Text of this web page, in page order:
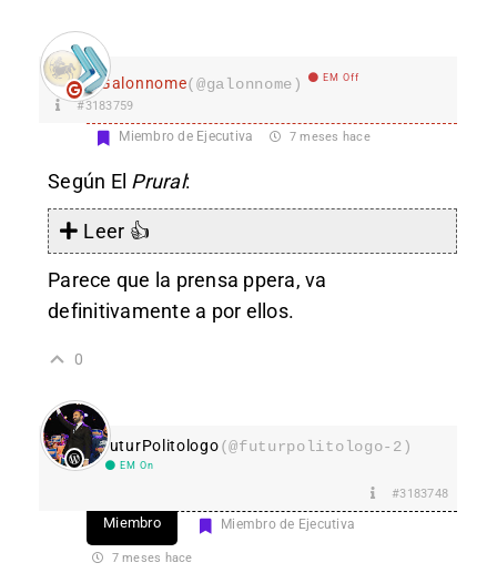
Galonnome(@galonnome) EM Off
#3183759
Miembro de Ejecutiva 7 meses hace
Según El Prural:
Leer 👍
Parece que la prensa ppera, va
definitivamente a por ellos.
0
FuturPolitologo(@futurpolitologo-2)
EM On
#3183748
Miembro Miembro de Ejecutiva
7 meses hace